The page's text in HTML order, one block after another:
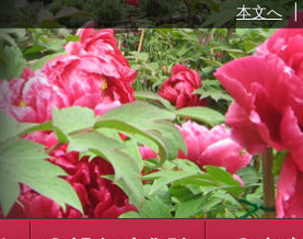
本文へ |